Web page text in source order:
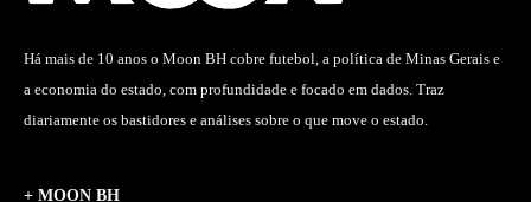
Há mais de 10 anos o Moon BH cobre futebol, a política de Minas Gerais e
a economia do estado, com profundidade e focado em dados. Traz
diariamente os bastidores e análises sobre o que move o estado.
+ MOON BH